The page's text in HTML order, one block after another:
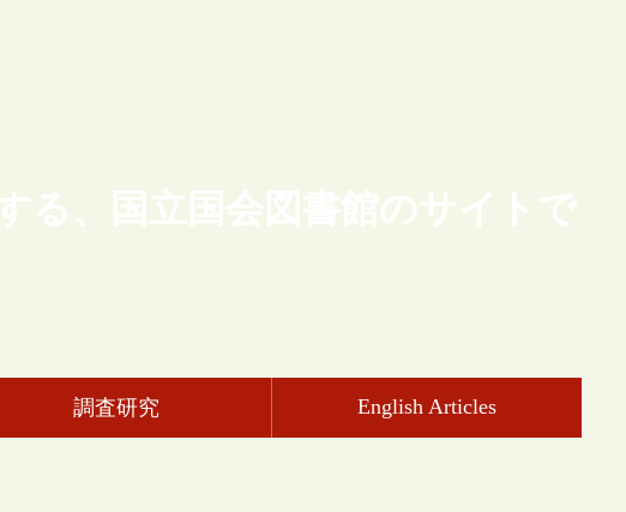
る、国立国会図書館のサイトで
調査研究 English Articles